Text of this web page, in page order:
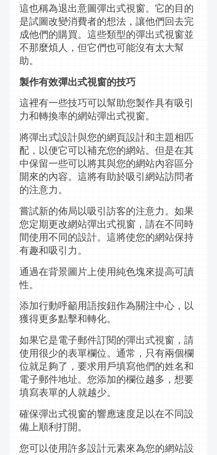
這也稱為退出意圖彈出式視窗。它的目的
是試圖改變消費者的想法，讓他們回去完
成他們的購買。這些類型的彈出式視窗並
不那麼煩人，但它們也可能沒有太大幫
助。
製作有效彈出式視窗的技巧
這裡有一些技巧可以幫助您製作具有吸引
力和轉換率的網站彈出式視窗。
將彈出式設計與您的網頁設計和主題相匹
配，以便它可以補充您的網站。但是在其
中保留一些可以將其與您的網站內容區分
開來的內容。這將有助於吸引網站訪問者
的注意力。
嘗試新的佈局以吸引訪客的注意力。如果
您定期更改網站彈出式視窗 ，請在不同時
間使用不同的設計。這將使您的網站保持
有趣和吸引力。
通過在背景圖片上使用純色塊來提高可讀
性。
添加行動呼籲用語按鈕作為關注中心，以
獲得更多點擊和轉化。
如果它是電子郵件訂閱的彈出式視窗 ，請
使用很少的表單欄位。通常，只有兩個欄
位就足夠了，要求用戶填寫他們的姓名和
電子郵件地址。您添加的欄位越多，想要
填寫表單的人就越少。
確保彈出式視窗的響應速度足以在不同設
備上順利打開。
您可以使用許多設計元素來為您的網站設